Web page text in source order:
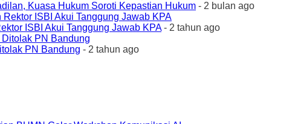
Kuasa Hukum Soroti Kepastian Hukum - 2 bulan ago
ISBI Akui Tanggung Jawab KPA- 2 tahun ago
PN Bandung - 2 tahun ago